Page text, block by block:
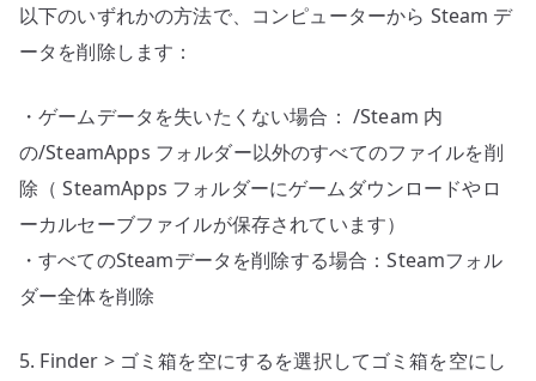
以下のいずれかの方法で、コンピューターから Steam デ
ータを削除します：
・ゲームデータを失いたくない場合： /Steam 内
の/SteamApps フォルダー以外のすべてのファイルを削
除（ SteamApps フォルダーにゲームダウンロードやロ
ーカルセーブファイルが保存されています）
・すべてのSteamデータを削除する場合：Steamフォル
ダー全体を削除
5. Finder > ゴミ箱を空にするを選択してゴミ箱を空にし